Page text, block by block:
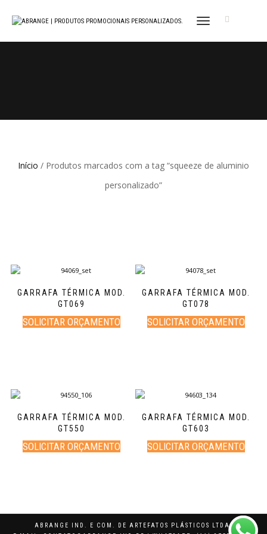
ALTERNAR
Início / Produtos marcados com a tag “squeeze de aluminio
personalizado”
GARRAFA TÉRMICA MOD.
GT069
SOLICITAR ORÇAMENTO
GARRAFA TÉRMICA MOD.
GT078
SOLICITAR ORÇAMENTO
GARRAFA TÉRMICA MOD.
GT550
SOLICITAR ORÇAMENTO
GARRAFA TÉRMICA MOD.
GT603
SOLICITAR ORÇAMENTO
ABRANGE IND. E COM. DE ARTEFATOS PLÁSTICOS LTDA.